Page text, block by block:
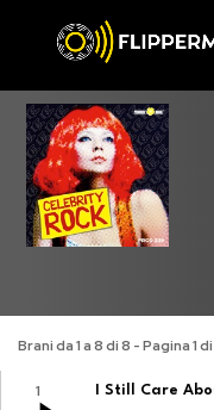
Brani da 1 a 8 di 8 - Pagina 1 di
1 I Still Care